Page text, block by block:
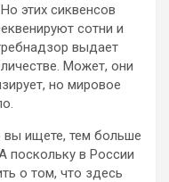
этих сиквенсов
сотни и
выдает
Может, они
но мировое
вы ищете, тем больше
поскольку в России
о том, что здесь